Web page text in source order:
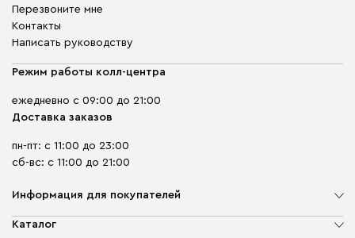
Перезвоните мне
Контакты
Написать руководству
Режим работы колл-центра
ежедневно с 09:00 до 21:00
Доставка заказов
пн-пт: с 11:00 до 23:00
сб-вс: с 11:00 до 21:00
Информация для покупателей
О компании
Каталог